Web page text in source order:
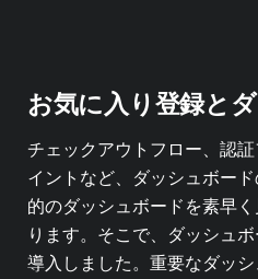
お気に入り登録と
チェックアウトフロー、認
イントなど、ダッシュボー
的のダッシュボードを素早
ります。そこで、ダッシュ
導入しました。重要なダッ